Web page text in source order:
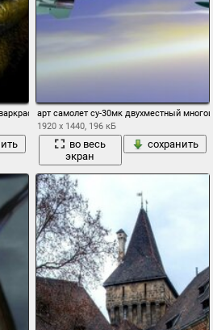
3 военное ремесло власть хаоса
арт самолет су-30мк двухместный
1920 x 1440, 196 кБ
во весь
экран
сохранить